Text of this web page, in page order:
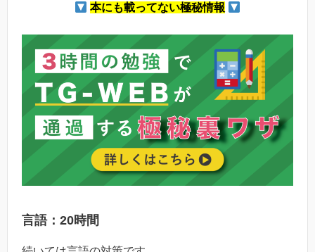
本にも載ってない極秘情報
言語：20時間